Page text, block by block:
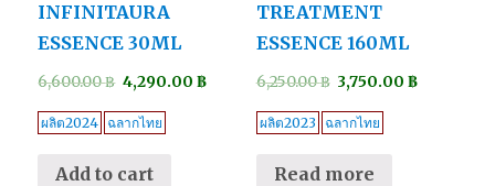
INFINITAURA
ESSENCE 30ML
6,600.00฿ 4,290.00 ฿
ผลิต2024 ฉลากไทย
Add to cart
TREATMENT
ESSENCE 160ML
6,250.00฿ 3,750.00฿
ผลิต2023 ฉลากไทย
Read more